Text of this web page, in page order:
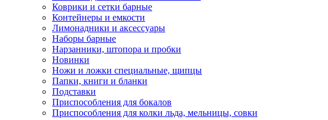
Коврики и сетки барные
Контейнеры и емкости
Лимонадники и аксессуары
Наборы барные
Нарзанники, штопора и пробки
Новинки
Ножи и ложки специальные, щипцы
Папки, книги и бланки
Подставки
Приспособления для бокалов
Приспособления для колки льда, мельницы, совки